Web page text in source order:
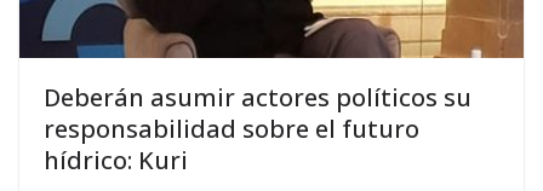
Deberán asumir actores políticos su
responsabilidad sobre el futuro
hídrico: Kuri